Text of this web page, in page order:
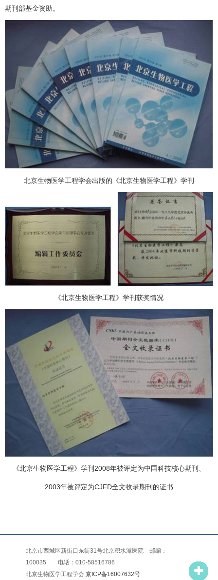
期刊部基金资助。
北京生物医学工程学会出版的《北京生物医学工程》学刊
《北京生物医学工程》学刊获奖情况
《北京生物医学工程》学刊2008年被评定为中国科技核心期刊、
2003年被评定为CJFD全文收录期刊的证书
北京市西城区新街口东街31号北京积水潭医院 邮编：
100035 电话：010-58516786
北京生物医学工程学会 京ICP备16007632号